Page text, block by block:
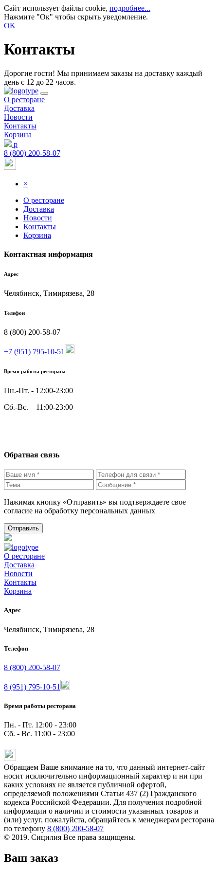
Сайт использует файлы cookie, подробнее...
Нажмите "Ок" чтобы скрыть уведомление.
OK
Контакты
Дорогие гости! Мы принимаем заказы на доставку каждый
день с 12 до 22 часов.
О ресторане
Доставка
Новости
Контакты
Корзина
р
8 (800) 200-58-07
×
О ресторане
Доставка
Новости
Контакты
Корзина
Контактная информация
Адрес
Челябинск, Тимирязева, 28
Телефон
8 (800) 200-58-07
+7 (951) 795-10-51
Время работы ресторана
Пн.-Пт. - 12:00-23:00
Сб.-Вс. – 11:00-23:00
Обратная связь
Нажимая кнопку «Отправить» вы подтверждаете свое
согласие на обработку персональных данных
О ресторане
Доставка
Новости
Контакты
Корзина
Адрес
Челябинск, Тимирязева, 28
Телефон
8 (800) 200-58-07
8 (951) 795-10-51
Время работы ресторана
Пн. - Пт. 12:00 - 23:00
Сб. - Вс. 11:00 - 23:00
Обращаем Ваше внимание на то, что данный интернет-сайт
носит исключительно информационный характер и ни при
каких условиях не является публичной офертой,
определяемой положениями Статьи 437 (2) Гражданского
кодекса Российской Федерации. Для получения подробной
информации о наличии и стоимости указанных товаров и
(или) услуг, пожалуйста, обращайтесь к менеджерам ресторана
по телефону 8 (800) 200-58-07
© 2019. Сицилия Все права защищены.
Ваш заказ